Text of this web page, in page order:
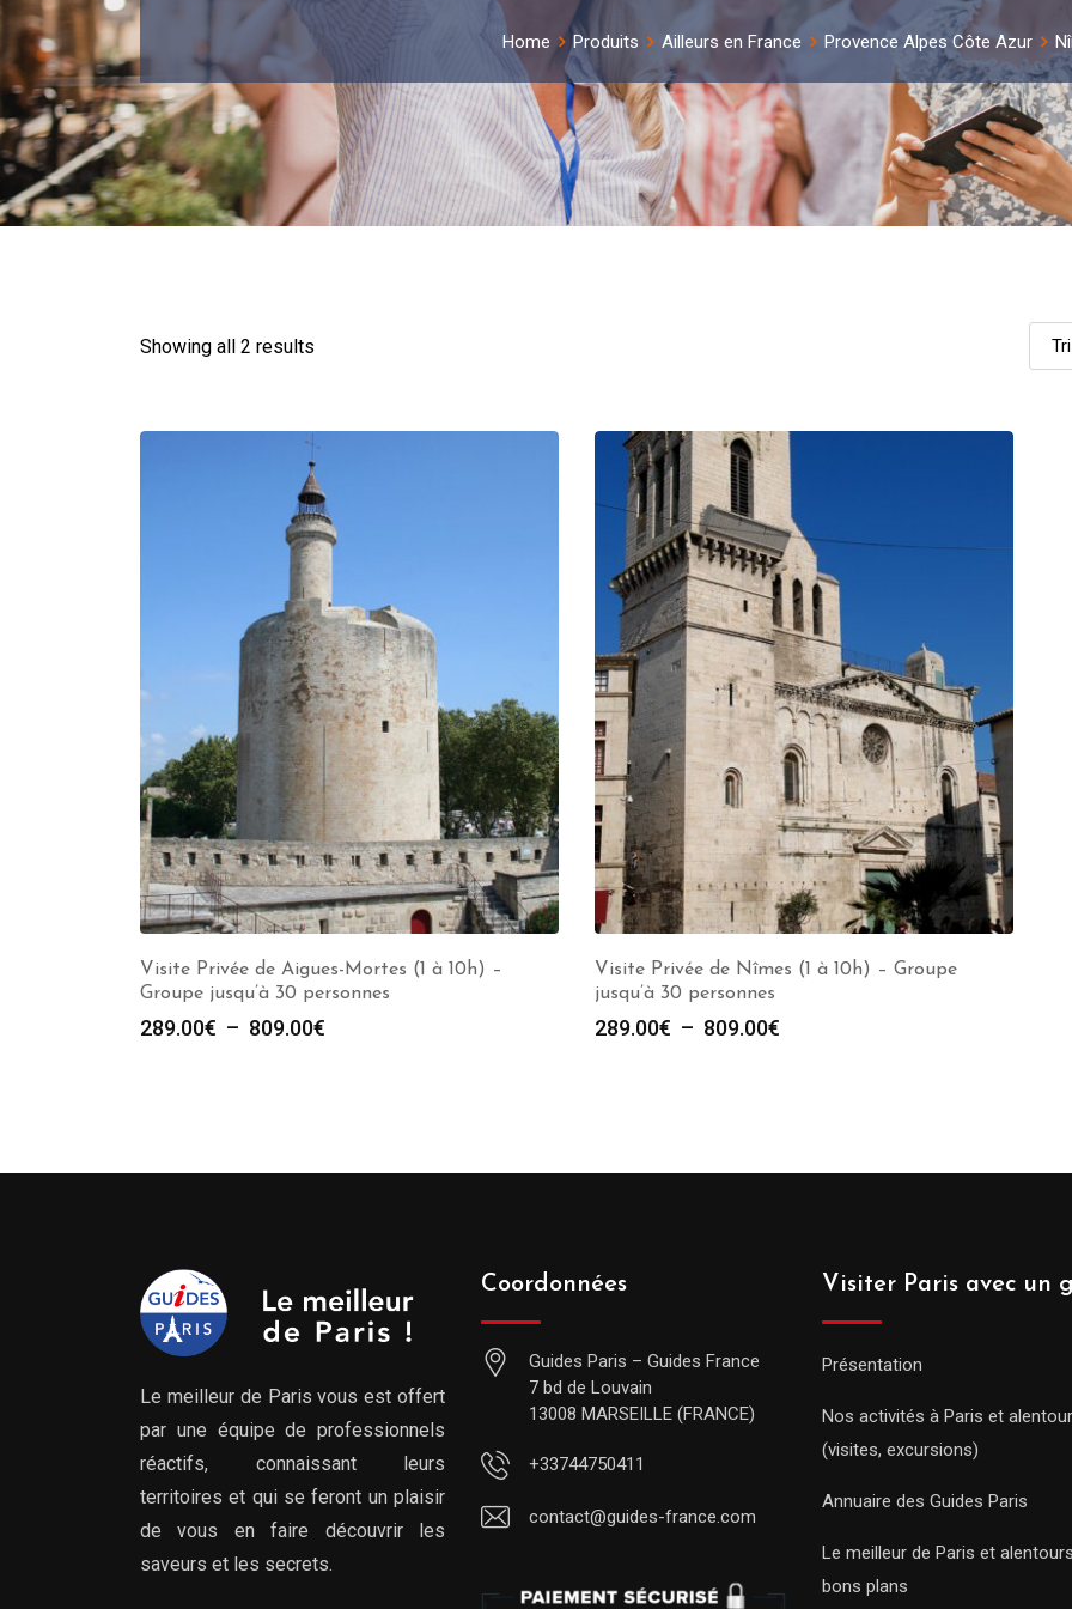
Home Produits Ailleurs en France Provence Alpes Côte Azur
Showing all 2 results
Visite Privée de Aigues-Mortes (1 à 10h) –
Groupe jusqu’à 30 personnes
289.00€ – 809.00€
Visite Privée de Nîmes (1 à 10h) – Groupe
jusqu’à 30 personnes
289.00€ – 809.00€
Le meilleur de Paris vous est offert
par une équipe de professionnels
réactifs, connaissant leurs
territoires et qui se feront un plaisir
de vous en faire découvrir les
saveurs et les secrets.
Coordonnées
Guides Paris – Guides France
7 bd de Louvain
13008 MARSEILLE (FRANCE)
+33744750411
contact@guides-france.com
Visiter Paris avec un
Présentation
Nos activités à Paris et
(visites, excursions)
Annuaire des Guides Paris
Le meilleur de Paris et
bons plans